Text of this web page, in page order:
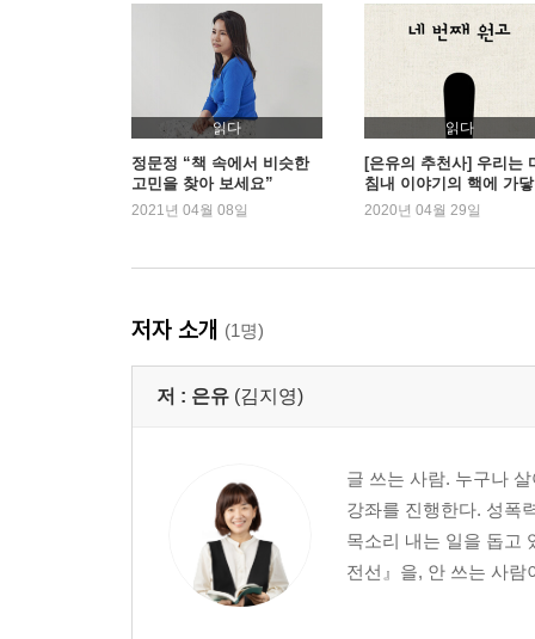
느낌의 침몰을 막기 위해
호기심, 나로부터 벗어나는 일
합평, 역지사지의 신체 변용
PART 3 사유 연마하기
자명한 것에 물음 던지기
자기 입장 드러내기
여럿이 읽어야 하는 책, 니체
PART 4 추상에서 구체로
마음에 걸리는 일 쓰기 : 모티브 찾기
추상에서 구체로 : 글의 내용
내 글이 누구에게 도움을 줄까 : 글의 위치성
별자리적 글쓰기 : 글의 구성
읽다
정문정 “책 속에서 비슷한
고민을 찾아 보세요”
2021년 04월 08일
읽다
[은유의 추천사] 우리는
침내 이야기의 핵에 가
다
2020년 04월 29일
저자 소개 (1명)
저 : 은유 (김지영)
글 쓰는 사람. 누구나
강좌를 진행한다. 성폭
목소리 내는 일을 돕고
전선』을, 안 쓰는 사람